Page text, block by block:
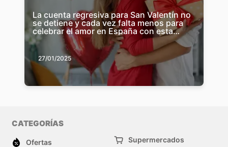
La cuenta regresiva para San Valentín no
se detiene y cada vez falta menos para
celebrar el amor en España con esta
fecha tan especial. El 14 de febrero, m...
27/01/2025
CATEGORÍAS
Ofertas
Supermercados